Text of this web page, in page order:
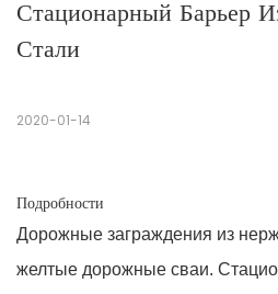
Стационарный Барьер
Стали
2020-01-14
Подробности
Дорожные заграждения из
желтые дорожные сваи.